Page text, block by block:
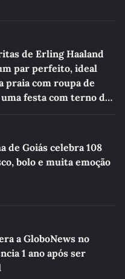
de Erling Haaland
par perfeito, ideal
praia com roupa de
festa com terno de
de Goiás celebra 108
bolo e muita emoção
a GloboNews no
1 ano após ser